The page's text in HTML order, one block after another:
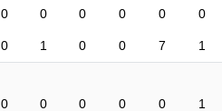
0 0 0 0 0 0
0 1 0 0 7 1
0 0 0 0 0 1